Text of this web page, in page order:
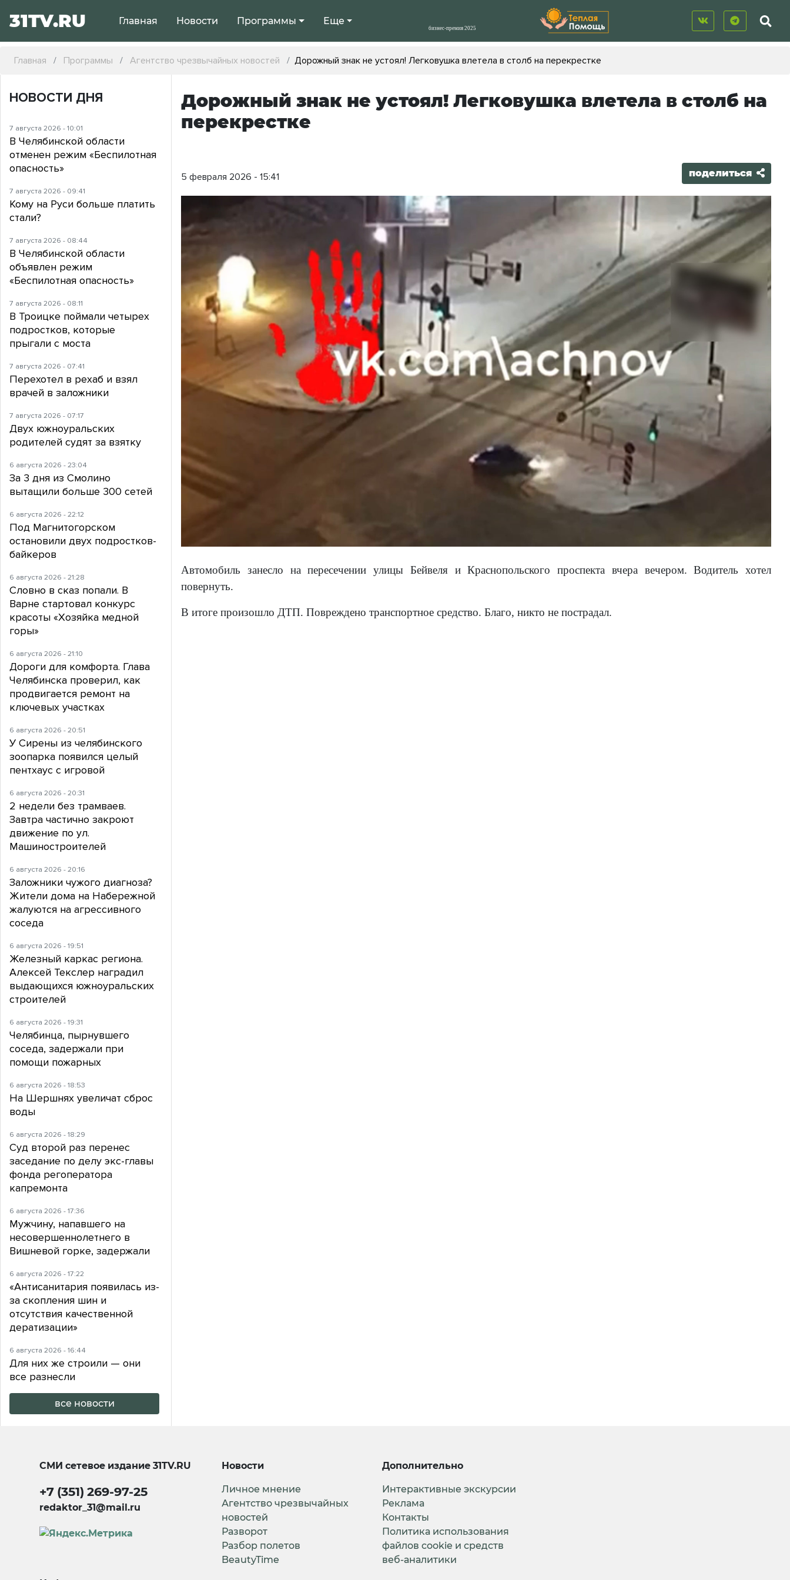
31TV.RU Главная Новости Программы Еще
Главная Программы Агентство чрезвычайных новостей ️Дорожный знак не устоял! Легковушка влетела в столб на перекрестке
️Дорожный знак не устоял! Легковушка влетела в столб на
перекрестке
5 февраля 2026 - 15:41 поделиться
Автомобиль занесло на пересечении улицы Бейвеля и Краснопольского проспекта вчера вечером. Водитель хотел
повернуть.
В итоге произошло ДТП. Повреждено транспортное средство. Благо, никто не пострадал.
НОВОСТИ ДНЯ
7 августа 2026 - 10:01
В Челябинской области
отменен режим «Беспилотная
опасность»
7 августа 2026 - 09:41
Кому на Руси больше платить
стали?
7 августа 2026 - 08:44
В Челябинской области
объявлен режим
«Беспилотная опасность»
7 августа 2026 - 08:11
В Троицке поймали четырех
подростков, которые
прыгали с моста
7 августа 2026 - 07:41
Перехотел в рехаб и взял
врачей в заложники
7 августа 2026 - 07:17
Двух южноуральских
родителей судят за взятку
6 августа 2026 - 23:04
За 3 дня из Смолино
вытащили больше 300 сетей
6 августа 2026 - 22:12
Под Магнитогорском
остановили двух подростков-
байкеров
6 августа 2026 - 21:28
Словно в сказ попали. В
Варне стартовал конкурс
красоты «Хозяйка медной
горы»
6 августа 2026 - 21:10
Дороги для комфорта. Глава
Челябинска проверил, как
продвигается ремонт на
ключевых участках
6 августа 2026 - 20:51
У Сирены из челябинского
зоопарка появился целый
пентхаус с игровой
6 августа 2026 - 20:31
2 недели без трамваев.
Завтра частично закроют
движение по ул.
Машиностроителей
6 августа 2026 - 20:16
Заложники чужого диагноза?
Жители дома на Набережной
жалуются на агрессивного
соседа
6 августа 2026 - 19:51
Железный каркас региона.
Алексей Текслер наградил
выдающихся южноуральских
строителей
6 августа 2026 - 19:31
Челябинца, пырнувшего
соседа, задержали при
помощи пожарных
6 августа 2026 - 18:53
На Шершнях увеличат сброс
воды
6 августа 2026 - 18:29
Суд второй раз перенес
заседание по делу экс-главы
фонда регоператора
капремонта
6 августа 2026 - 17:36
Мужчину, напавшего на
несовершеннолетнего в
Вишневой горке, задержали
6 августа 2026 - 17:22
«Антисанитария появилась из-
за скопления шин и
отсутствия качественной
дератизации»
6 августа 2026 - 16:44
Для них же строили — они
все разнесли
все новости
СМИ сетевое издание31TV.RU
+7 (351) 269-97-25
redaktor_31@mail.ru
Новости
Личное мнение
Агентство чрезвычайных
новостей
Разворот
Разбор полетов
BeautyTime
Дополнительно
Интерактивные экскурсии
Реклама
Контакты
Политика использования
файлов cookie и средств
веб-аналитики